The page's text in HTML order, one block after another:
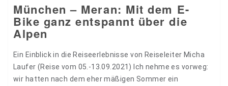
München – Meran: Mit dem E-
Bike ganz entspannt über die
Alpen
Ein Einblick in die Reiseerlebnisse von Reiseleiter Micha
Laufer (Reise vom 05.-13.09.2021) Ich nehme es vorweg:
wir hatten nach dem eher mäßigen Sommer ein